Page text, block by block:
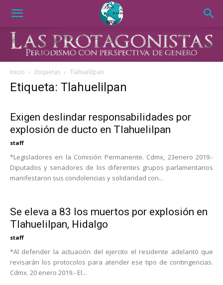
Inicio Etiquetas Tlahuelilpan
Etiqueta: Tlahuelilpan
Exigen deslindar responsabilidades por
explosión de ducto en Tlahuelilpan
staff
*Legisladores en la Comisión Permanente. Cdmx, 23enero 2019.-
Diputados y senadores de los diferentes grupos parlamentarios
manifestaron sus condolencias y solidaridad con...
Se eleva a 83 los muertos por explosión en
Tlahuelilpan, Hidalgo
staff
*Al defender la actuación del ejercito el residente adelantó que
revisarán los protocolos para atender ese tipo de contingencias.
Cdmx. 20 enero 2019.- El...